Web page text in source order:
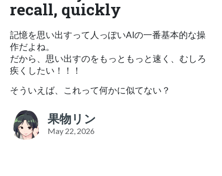
recall, quickly
記憶を思い出すって人っぽいAIの一番基本的な操
作だよね。
だから、思い出すのをもっともっと速く、むしろ
疾くしたい！！！
そういえば、これって何かに似てない？
果物リン
May 22, 2026